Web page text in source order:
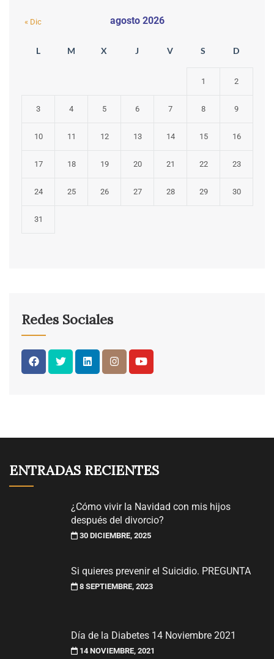
agosto 2026
L M X J V S D
1 2
3 4 5 6 7 8 9
10 11 12 13 14 15 16
17 18 19 20 21 22 23
24 25 26 27 28 29 30
31
« Dic
Redes Sociales
ENTRADAS RECIENTES
¿Cómo vivir la Navidad con mis hijos
después del divorcio?
30 DICIEMBRE, 2025
Si quieres prevenir el Suicidio. PREGUNTA
8 SEPTIEMBRE, 2023
Día de la Diabetes 14 Noviembre 2021
14 NOVIEMBRE, 2021